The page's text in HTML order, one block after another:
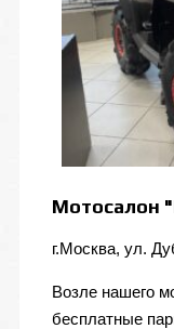
Мотосалон
г.Москва, ул.
Возле нашего
бесплатные